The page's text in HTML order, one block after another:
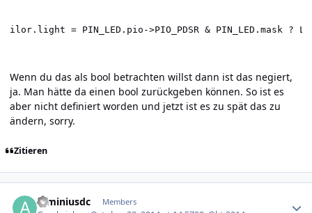
ilor.light = PIN_LED.pio->PIO_PDSR & PIN_LED.mask ?
Wenn du das als bool betrachten willst dann ist das negiert,
ja. Man hätte da einen bool zurückgeben können. So ist es
aber nicht definiert worden und jetzt ist es zu spät das zu
ändern, sorry.
Zitieren
arminiusdc Members